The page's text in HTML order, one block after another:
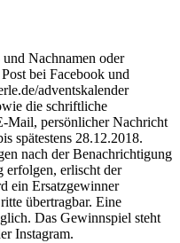
Nachnamen oder
bei Facebook und
adventskalender
die schriftliche
Mail, persönlicher Nachricht
spätestens 28.12.2018.
nach der Benachrichtigung
erfolgen, erlischt der
ein Ersatzgewinner
übertragbar. Eine
Das Gewinnspiel steht
Instagram.